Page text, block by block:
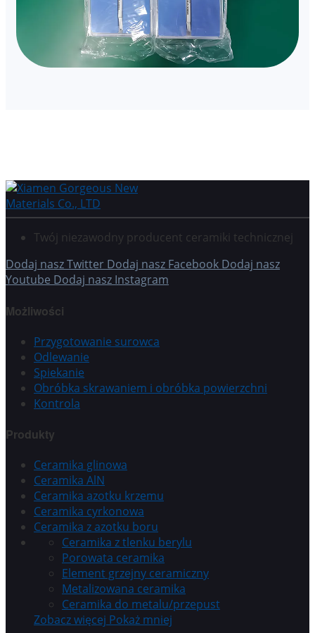
Twój niezawodny producent ceramiki technicznej
Dodaj nasz Twitter Dodaj nasz Facebook Dodaj nasz
Youtube Dodaj nasz Instagram
Możliwości
Przygotowanie surowca
Odlewanie
Spiekanie
Obróbka skrawaniem i obróbka powierzchni
Kontrola
Produkty
Ceramika glinowa
Ceramika AlN
Ceramika azotku krzemu
Ceramika cyrkonowa
Ceramika z azotku boru
Ceramika z tlenku berylu
Porowata ceramika
Element grzejny ceramiczny
Metalizowana ceramika
Ceramika do metalu/przepust
Zobacz więcej Pokaż mniej